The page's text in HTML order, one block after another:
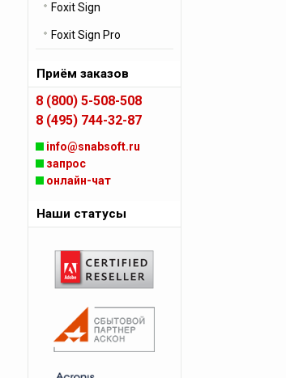
Foxit Sign
Foxit Sign Pro
Приём заказов
8 (800) 5-508-508
8 (495) 744-32-87
info@snabsoft.ru
запрос
онлайн-чат
Наши статусы